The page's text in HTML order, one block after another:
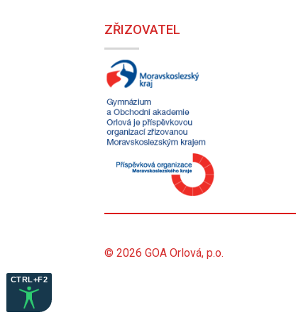
CTRL+F2
ZŘIZOVATEL
© 2026 GOA Orlová, p.o.